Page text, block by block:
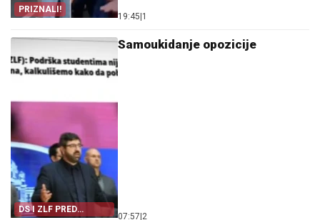
PRIZNALI!
19:45 1
DS I ZLF PRED
Samoukidanje opozicije
07:57 2